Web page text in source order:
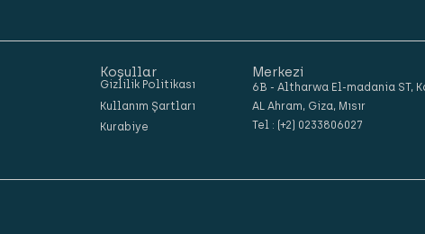
Koşullar
Gizlilik Politikası
Kullanım Şartları
Kurabiye
Merkezi
6B - Altharwa El-madania ST,
AL Ahram, Giza, Mısır
Tel : (+2) 0233806027